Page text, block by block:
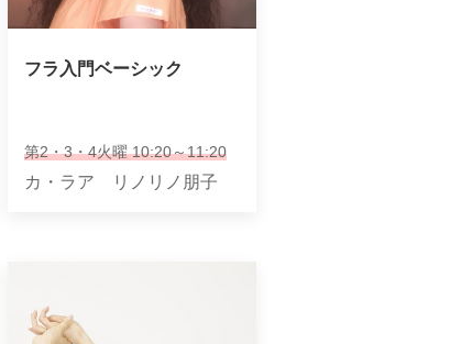
フラ入門ベーシック
第2・3・4火曜 10:20～11:20
カ・ラア リノリノ朋子